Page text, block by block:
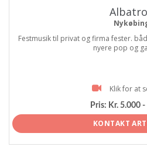
Festmusik til privat og firma fester.
nyere pop og
Klik for at
Pris: Kr. 5.000
KONTAKT